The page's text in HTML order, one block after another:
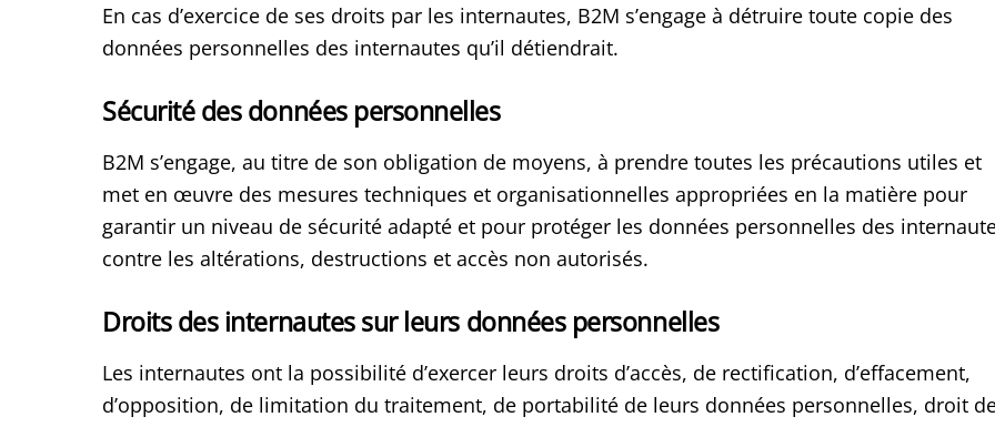
En cas d’exercice de ses droits par les internautes, B2M s’engage à détruire toute copie des
données personnelles des internautes qu’il détiendrait.
Sécurité des données personnelles
B2M s’engage, au titre de son obligation de moyens, à prendre toutes les précautions utiles et
met en œuvre des mesures techniques et organisationnelles appropriées en la matière pour
garantir un niveau de sécurité adapté et pour protéger les données personnelles des
contre les altérations, destructions et accès non autorisés.
Droits des internautes sur leurs données personnelles
Les internautes ont la possibilité d’exercer leurs droits d’accès, de rectification, d’effacement,
d’opposition, de limitation du traitement, de portabilité de leurs données personnelles, droit